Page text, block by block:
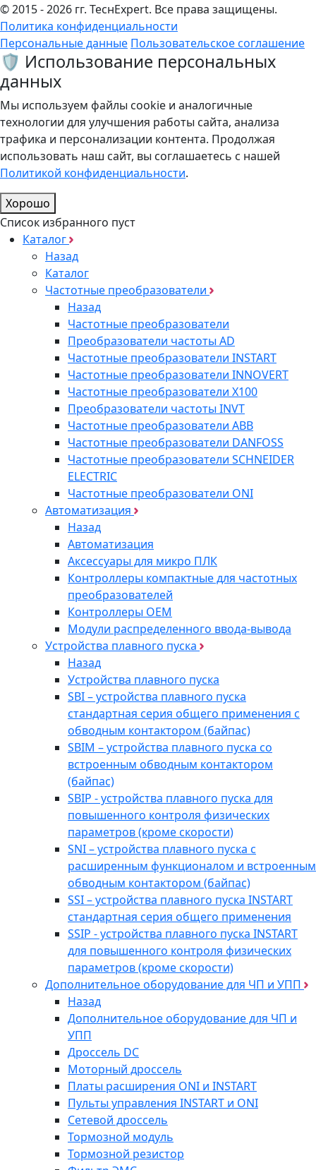
© 2015 - 2026 гг. ТеcнExpert. Все права защищены.
Политика конфиденциальности
Персональные данные Пользовательское соглашение
🛡️ Использование персональных
данных
Мы используем файлы cookie и аналогичные
технологии для улучшения работы сайта, анализа
трафика и персонализации контента. Продолжая
использовать наш сайт, вы соглашаетесь с нашей
Политикой конфиденциальности.
Хорошо
Список избранного пуст
Каталог
Назад
Каталог
Частотные преобразователи
Назад
Частотные преобразователи
Преобразователи частоты AD
Частотные преобразователи INSTART
Частотные преобразователи INNOVERT
Частотные преобразователи Х100
Преобразователи частоты INVT
Частотные преобразователи ABB
Частотные преобразователи DANFOSS
Частотные преобразователи SCHNEIDER
ELECTRIC
Частотные преобразователи ONI
Автоматизация
Назад
Автоматизация
Аксессуары для микро ПЛК
Контроллеры компактные для частотных
преобразователей
Контроллеры ОЕМ
Модули распределенного ввода-вывода
Устройства плавного пуска
Назад
Устройства плавного пуска
SBI – устройства плавного пуска
стандартная серия общего применения с
обводным контактором (байпас)
SBIM – устройства плавного пуска со
встроенным обводным контактором
(байпас)
SBIP - устройства плавного пуска для
повышенного контроля физических
параметров (кроме скорости)
SNI – устройства плавного пуска с
расширенным функционалом и встроенным
обводным контактором (байпас)
SSI – устройства плавного пуска INSTART
стандартная серия общего применения
SSIP - устройства плавного пуска INSTART
для повышенного контроля физических
параметров (кроме скорости)
Дополнительное оборудование для ЧП и УПП
Назад
Дополнительное оборудование для ЧП и
УПП
Дроссель DC
Моторный дроссель
Платы расширения ONI и INSTART
Пульты управления INSTART и ONI
Сетевой дроссель
Тормозной модуль
Тормозной резистор